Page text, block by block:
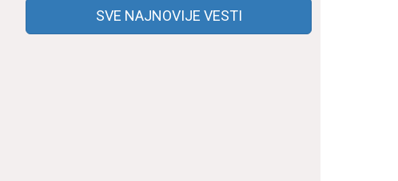
SVE NAJNOVIJE VESTI